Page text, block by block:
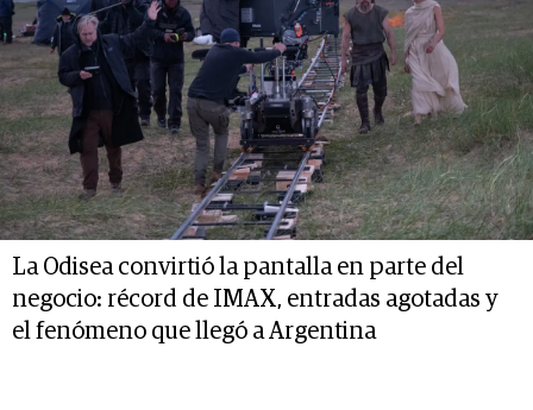
La Odisea convirtió la pantalla en parte del
negocio: récord de IMAX, entradas agotadas y
el fenómeno que llegó a Argentina